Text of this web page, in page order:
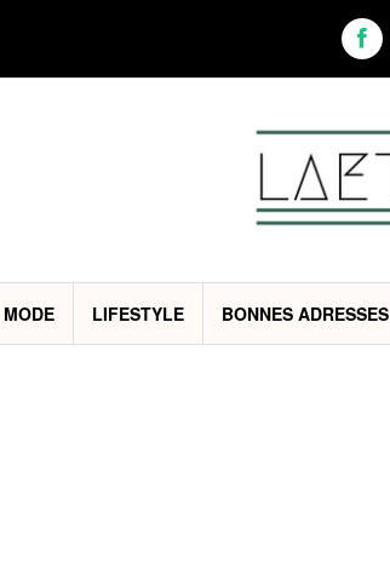
MODE LIFESTYLE BONNES ADRESSES